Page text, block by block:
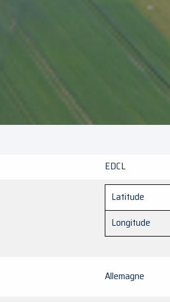
EDCL
Latitude
Longitude
Allemagne